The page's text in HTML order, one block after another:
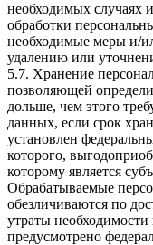
необходимых случаях
обработки
необходимые меры и/
удалению или
5.7. Хранение
позволяющей
дольше, чем этого
данных, если срок
установлен
которого,
которому является
Обрабатываемые
обезличиваются по
утраты
предусмотрено